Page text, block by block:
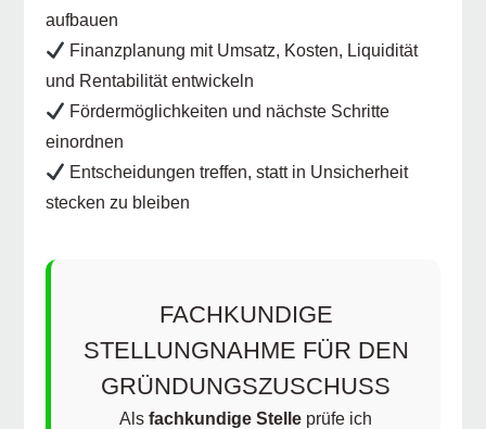
aufbauen
Finanzplanung mit Umsatz, Kosten, Liquidität
und Rentabilität entwickeln
Fördermöglichkeiten und nächste Schritte
einordnen
Entscheidungen treffen, statt in Unsicherheit
stecken zu bleiben
FACHKUNDIGE
STELLUNGNAHME FÜR DEN
GRÜNDUNGSZUSCHUSS
Als fachkundige Stelle prüfe ich